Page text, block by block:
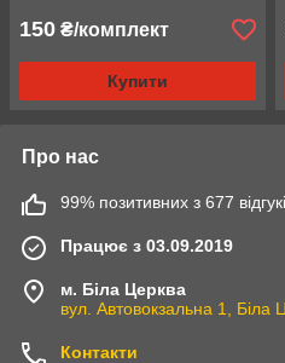
150 ₴/комплект
Купити
Про нас
99% позитивних з 677
Працює з 03.09.2019
м. Біла Церква
вул. Автовокзальна 1, Біла
Контакти